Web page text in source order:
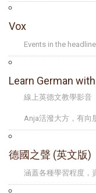
Vox
Events in the
Learn German
線上英德文教學影音
Anja活潑大方，有向
德國之聲 (英文版)
涵蓋各種學習程度，